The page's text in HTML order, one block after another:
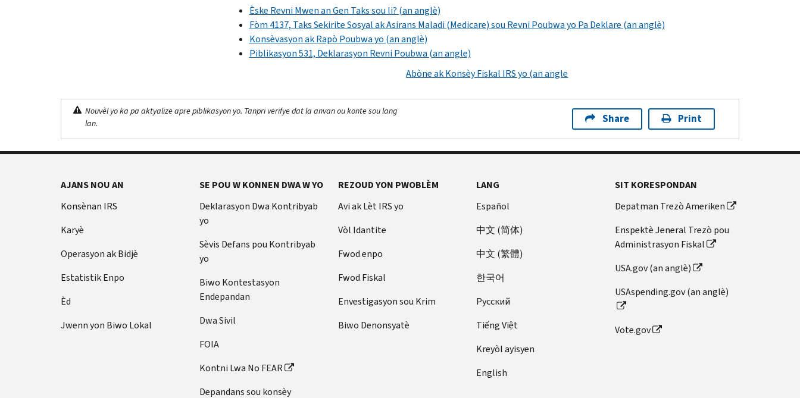
Èske Revni Mwen an Gen Taks sou li? (an anglè)
Fòm 4137, Taks Sekirite Sosyal ak Asirans Maladi (Medicare) sou Revni Poubwa yo Pa Deklare (an anglè)
Konsèvasyon ak Rapò Poubwa yo (an anglè)
Piblikasyon 531, Deklarasyon Revni Poubwa (an angle)
Abòne ak Konsèy Fiskal IRS yo (an angle
Nouvèl yo ka pa aktyalize apre piblikasyon yo. Tanpri verifye dat la anvan ou konte sou lang
lan.
Share Print
AJANS NOU AN
Konsènan IRS
Karyè
Operasyon ak Bidjè
Estatistik Enpo
Èd
Jwenn yon Biwo Lokal
SE POU W KONNEN DWA W YO
Deklarasyon Dwa Kontribyab
yo
Sèvis Defans pou Kontribyab
yo
Biwo Kontestasyon
Endepandan
Dwa Sivil
FOIA
Kontni Lwa No FEAR
Depandans sou konsèy
REZOUD YON PWOBLÈM
Avi ak Lèt IRS yo
Vòl Idantite
Fwod enpo
Fwod Fiskal
Envestigasyon sou Krim
Biwo Denonsyatè
LANG
Español
中文 (简体)
中文 (繁體)
한국어
Pусский
Tiếng Việt
Kreyòl ayisyen
English
SIT KORESPONDAN
Depatman Trezò Ameriken
Enspektè Jeneral Trezò pou
Administrasyon Fiskal
USA.gov (an anglè)
USAspending.gov (an anglè)
Vote.gov